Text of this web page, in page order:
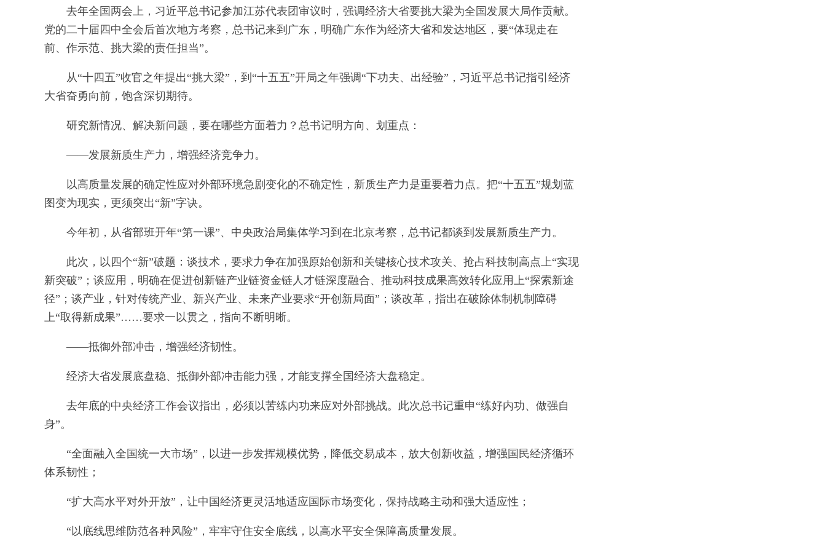
去年全国两会上，习近平总书记参加江苏代表团审议时，强调经济大省要挑大梁为全国发展大局作贡献。
党的二十届四中全会后首次地方考察，总书记来到广东，明确广东作为经济大省和发达地区，要“体现走在
前、作示范、挑大梁的责任担当”。
从“十四五”收官之年提出“挑大梁”，到“十五五”开局之年强调“下功夫、出经验”，习近平总书记指引经济
大省奋勇向前，饱含深切期待。
研究新情况、解决新问题，要在哪些方面着力？总书记明方向、划重点：
——发展新质生产力，增强经济竞争力。
以高质量发展的确定性应对外部环境急剧变化的不确定性，新质生产力是重要着力点。把“十五五”规划蓝
图变为现实，更须突出“新”字诀。
今年初，从省部班开年“第一课”、中央政治局集体学习到在北京考察，总书记都谈到发展新质生产力。
此次，以四个“新”破题：谈技术，要求力争在加强原始创新和关键核心技术攻关、抢占科技制高点上“实现
新突破”；谈应用，明确在促进创新链产业链资金链人才链深度融合、推动科技成果高效转化应用上“探索新途
径”；谈产业，针对传统产业、新兴产业、未来产业要求“开创新局面”；谈改革，指出在破除体制机制障碍
上“取得新成果”……要求一以贯之，指向不断明晰。
——抵御外部冲击，增强经济韧性。
经济大省发展底盘稳、抵御外部冲击能力强，才能支撑全国经济大盘稳定。
去年底的中央经济工作会议指出，必须以苦练内功来应对外部挑战。此次总书记重申“练好内功、做强自
身”。
“全面融入全国统一大市场”，以进一步发挥规模优势，降低交易成本，放大创新收益，增强国民经济循环
体系韧性；
“扩大高水平对外开放”，让中国经济更灵活地适应国际市场变化，保持战略主动和强大适应性；
“以底线思维防范各种风险”，牢牢守住安全底线，以高水平安全保障高质量发展。